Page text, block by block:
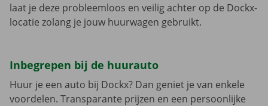
laat je deze probleemloos en veilig achter op de Dockx-
locatie zolang je jouw huurwagen gebruikt.
Inbegrepen bij de huurauto
Huur je een auto bij Dockx? Dan geniet je van enkele
voordelen. Transparante prijzen en een persoonlijke